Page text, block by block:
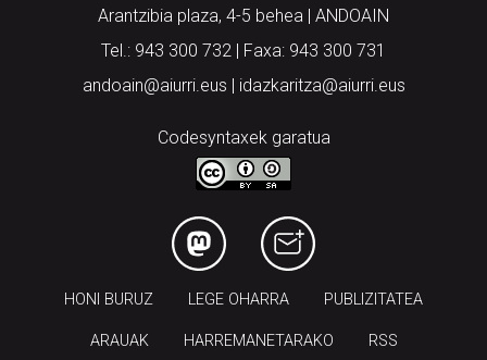
Arantzibia plaza, 4-5 behea | ANDOAIN
Tel.: 943 300 732 | Faxa: 943 300 731
andoain@aiurri.eus | idazkaritza@aiurri.eus
Codesyntaxek garatua
HONI BURUZ LEGE OHARRA PUBLIZITATEA
ARAUAK HARREMANETARAKO RSS